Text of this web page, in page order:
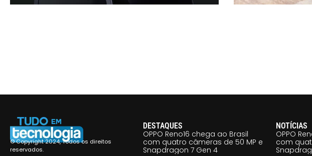
© Copyright 2024, Todos os direitos
reservados.
DESTAQUES
OPPO Reno16 chega ao Brasil
com quatro câmeras de 50 MP e
Snapdragon 7 Gen 4
NOTÍCIAS
OPPO
com